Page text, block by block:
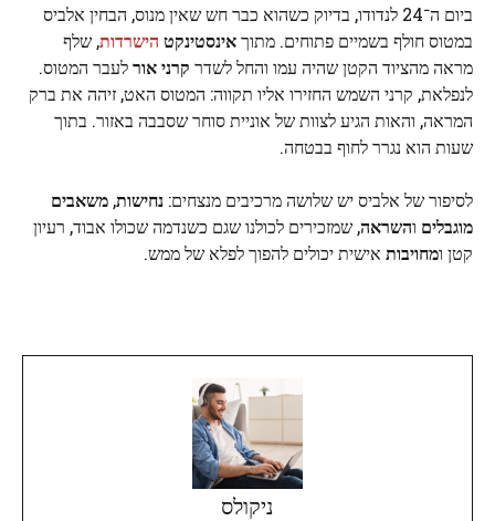
ביום ה־24 לנדודו, בדיוק כשהוא כבר חש שאין מנוס, הבחין אלביס
במטוס חולף בשמיים פתוחים. מתוךאינסטינקט הישרדות, שלף
מראה מהציוד הקטן שהיה עמו והחל לשדר קרני אורלעבר המטוס.
לנפלאת, קרני השמש החזירו אליו תקווה: המטוס האט, זיהה את ברק
המראה, והאות הגיע לצוות של אוניית סוחר שסבבה באזור. בתוך
שעות הוא נגרר לחוף בבטחה.
לסיפור של אלביס יש שלושה מרכיבים מנצחים: נחישות, משאבים
מוגבלים והשראה, שמזכירים לכולנו שגם כשנדמה שכולו אבוד, רעיון
קטן ומחויבות אישית יכולים להפוך לפלא של ממש.
ניקולס